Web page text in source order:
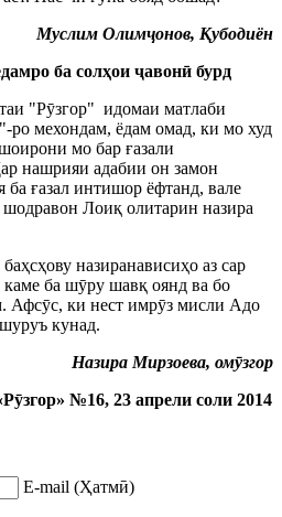
Муслим Олимҷонов, Қубодиён
ба солҳои ҷавонӣбурд
"Рӯзгор" идомаи матлаби
мехондам, ёдам омад, ки мо худ
мо бар ғазали
нашрияи адабии он замон
ба ғазал интишор ёфтанд, вале
шодравон Лоиқ олитарин назира
назиранависиҳо аз сар
каме ба шӯру шавқ оянд ва бо
Афсӯс, ки нест имрӯз мисли Адо
кунад.
Назира Мирзоева, омӯзгор
ӯзгор» №16, 23 апрели соли 2014
E-mail (Ҳатмӣ)